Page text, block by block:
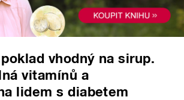
vhodný na sirup.
vitamínů a
lidem s diabetem